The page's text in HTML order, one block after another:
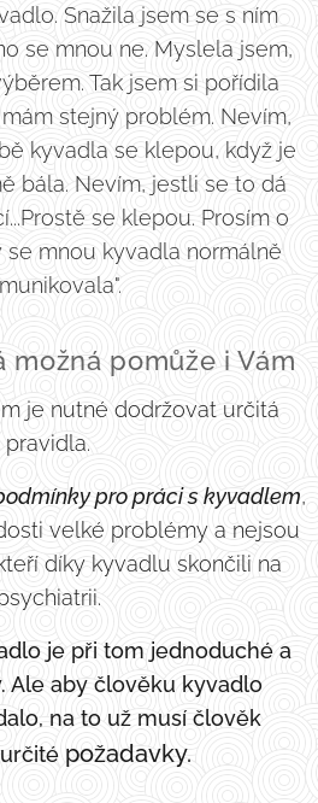
Snažila jsem se s ním
se mnou ne. Myslela jsem,
Tak jsem si pořídila
stejný problém. Nevím,
kyvadla se klepou, když je
bála. Nevím, jestli se to dá
se klepou. Prosím o
se mnou kyvadla normálně
možná pomůže i Vám
je nutné dodržovat určitá
pravidla.
pro práci s kyvadlem,
velké problémy a nejsou
díky kyvadlu skončili na
je při tom jednoduché a
Ale aby člověku kyvadlo
na to už musí člověk
požadavky.